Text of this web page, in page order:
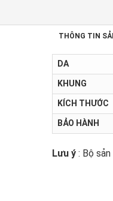
THÔNG TIN
DA
KHUNG
KÍCH THƯỚC
BẢO HÀNH
Lưu ý : Bộ